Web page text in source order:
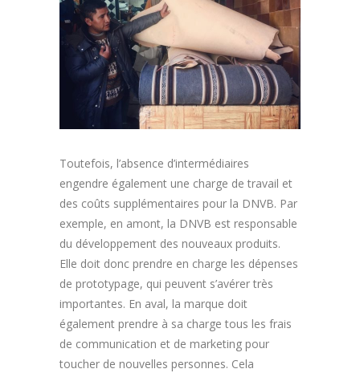
Toutefois, l’absence d’intermédiaires
engendre également une charge de travail et
des coûts supplémentaires pour la DNVB. Par
exemple, en amont, la DNVB est responsable
du développement des nouveaux produits.
Elle doit donc prendre en charge les dépenses
de prototypage, qui peuvent s’avérer très
importantes. En aval, la marque doit
également prendre à sa charge tous les frais
de communication et de marketing pour
toucher de nouvelles personnes. Cela